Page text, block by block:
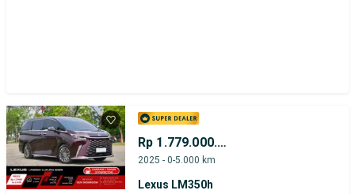
Rp 1.779.000.000
2025 - 0-5.000 km
Lexus LM350h